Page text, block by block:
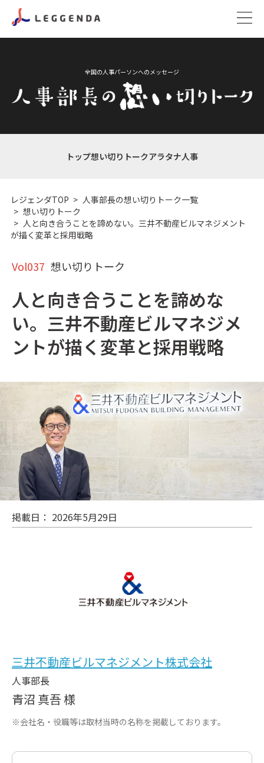
全国の人事パーソンへのメッセージ
トップ想い切りトークアラタナ人事
レジェンダTOP
人事部長の想い切りトーク一覧
想い切りトーク
人と向き合うことを諦めない。三井不動産ビルマネジメント
が描く変革と採用戦略
Vol037 想い切りトーク
人と向き合うことを諦めな
い。三井不動産ビルマネジメ
ントが描く変革と採用戦略
掲載日： 2026年5月29日
三井不動産ビルマネジメント株式会社
人事部長
青沼 真吾 様
※会社名・役職等は取材当時の名称を掲載しております。